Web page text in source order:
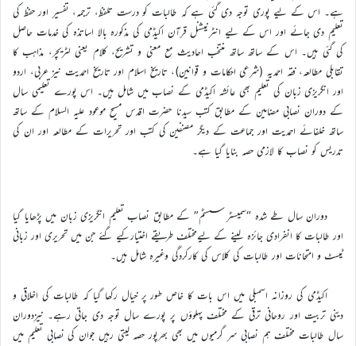
ہے۔ اس کے لیے پوری توجہ دی گئی ہے کہ طالبات کو درست تلفظ، ترجمہ، تفسیر اور حفظ کی
تعلیم دی جائے اور اس کے لیے انٹرنیشنل قرآن اکیڈمی کی مذکورہ بالا اساتذہ کی خدمات حاصل
کی گئی ہیں۔ اس کے ساتھ ساتھ منتخب احادیث مع معنی و تشریح، کلام یعنی لٹریچر، مذاہب کا
تقابلی مطالعہ، فقہ احمدیہ (شرعی احکامات و قوانین)، تاریخ اسلام اور تاریخ احمدیت نیز عربی، اردو
اور انگریزی زبان کی تعلیم بھی عائشہ اکیڈمی کے نصاب میں شامل ہیں۔ اس پورے تعلیمی سال
کے دوران نصابی مضامین کے مطابق کتب سیدنا حضرت اقدس مسیح موعود علیہ السلام کے ساتھ
ساتھ خلفائے احمدیت اور جماعت کے دیگر مصنفین کی کتب اور تحریرات کے مطالعہ اور ان کی
تدریس کو نصاب کا لازمی حصہ بنایا گیا ہے۔
دوران سال طے شدہ “سمیسٹر سسٹم” کے مطابق نصاب تعلیم انگریزی زبان میں پڑھایا گیا
اور طالبات کا انفرادی جائزہ لینے کے لیےمختلف طریقے اختیارکیے گئے جن میں تحریری اور زبانی
ٹیسٹ و امتحانات اور طالبات کی کلاس کی کارکردگی وغیرہ شامل ہیں۔
اکیڈمی کی روزانہ اسمبلی میں اس بات کا خاص طور پر خیال رکھا گیا کہ طالبات کی اخلاقی و
دینی تربیت اور روحانی ترقی کے مختلف پہلوؤں پر پورے سال توجہ دی جاتی رہے۔ نیزدوران
سال طالبات مختلف ہم نصابی سر گرمیوں میں بھی بھرپور حصہ لیتی رہیں جوان کی نصابی تعلیم میں